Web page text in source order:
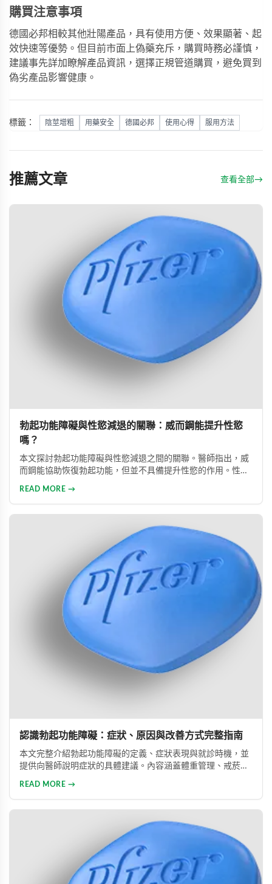
購買注意事項
德國必邦相較其他壯陽產品，具有使用方便、效果顯著、起
效快速等優勢。但目前市面上偽藥充斥，購買時務必謹慎，
建議事先詳加瞭解產品資訊，選擇正規管道購買，避免買到
偽劣產品影響健康。
標籤： 陰莖增粗 用藥安全 德國必邦 使用心得 服用方法
推薦文章 查看全部→
勃起功能障礙與性慾減退的關聯：威而鋼能提升性慾
嗎？
本文探討勃起功能障礙與性慾減退之間的關聯。醫師指出，威
而鋼能協助恢復勃起功能，但並不具備提升性慾的作用。性慾
READ MORE →
認識勃起功能障礙：症狀、原因與改善方式完整指南
本文完整介紹勃起功能障礙的定義、症狀表現與就診時機，並
提供向醫師說明症狀的具體建議。內容涵蓋體重管理、戒菸限
READ MORE →